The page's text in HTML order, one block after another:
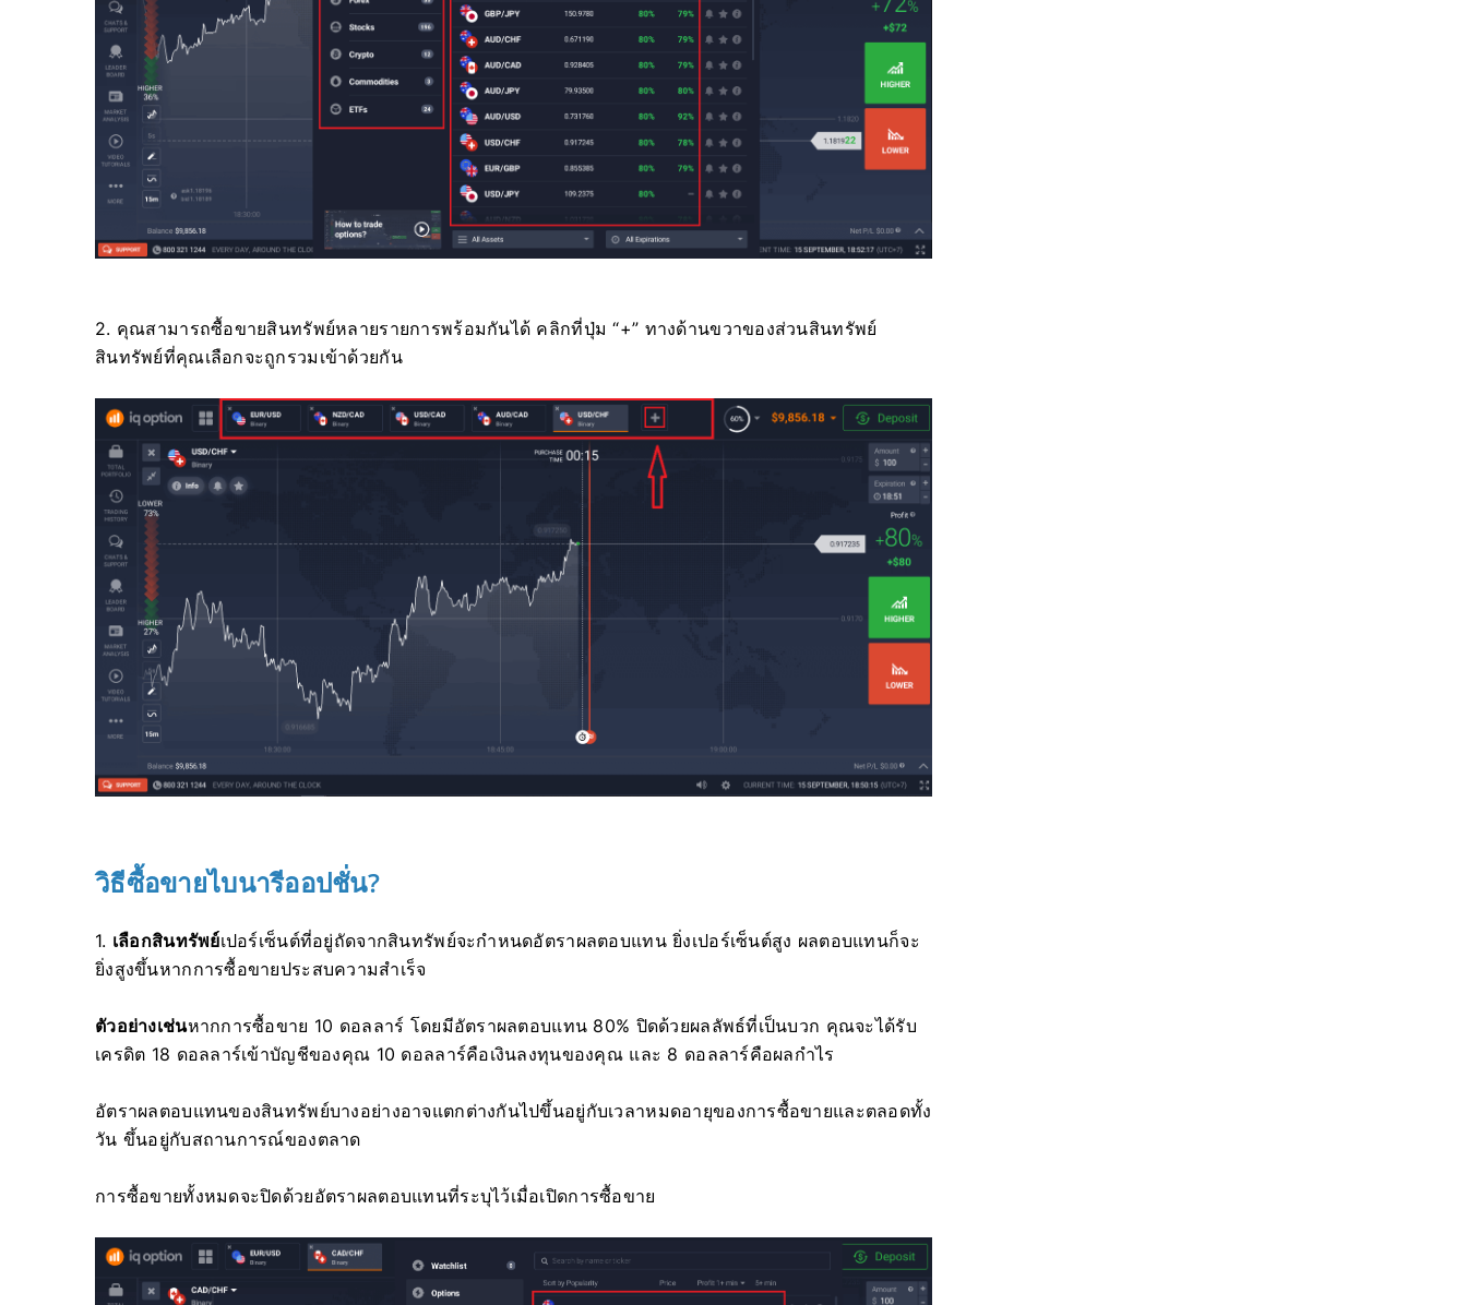
2. คุณสามารถซื้อขายสินทรัพย์หลายรายการพร้อมกันได้ คลิกที่ปุ่ม “+” ทางด้านขวาของส่วนสินทรัพย์
สินทรัพย์ที่คุณเลือกจะถูกรวมเข้าด้วยกัน
วิธีซื้อขายไบนารีออปชั่น?
1. เลือกสินทรัพย์เปอร์เซ็นต์ที่อยู่ถัดจากสินทรัพย์จะกำหนดอัตราผลตอบแทน ยิ่งเปอร์เซ็นต์สูง ผลตอบแทนก็จะ
ยิ่งสูงขึ้นหากการซื้อขายประสบความสำเร็จ
ตัวอย่างเช่นหากการซื้อขาย 10 ดอลลาร์ โดยมีอัตราผลตอบแทน 80% ปิดด้วยผลลัพธ์ที่เป็นบวก คุณจะได้รับ
เครดิต 18 ดอลลาร์เข้าบัญชีของคุณ 10 ดอลลาร์คือเงินลงทุนของคุณ และ 8 ดอลลาร์คือผลกำไร
อัตราผลตอบแทนของสินทรัพย์บางอย่างอาจแตกต่างกันไปขึ้นอยู่กับเวลาหมดอายุของการซื้อขายและตลอดทั้ง
วัน ขึ้นอยู่กับสถานการณ์ของตลาด
การซื้อขายทั้งหมดจะปิดด้วยอัตราผลตอบแทนที่ระบุไว้เมื่อเปิดการซื้อขาย